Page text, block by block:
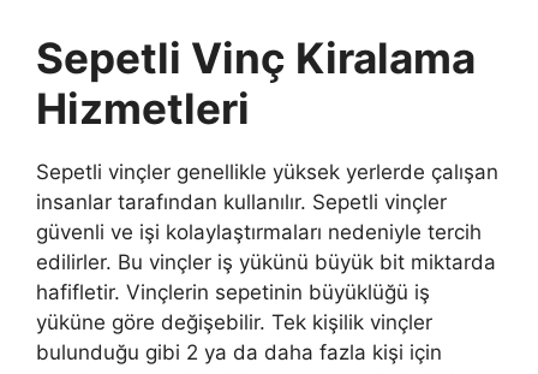
Sepetli Vinç Kiralama
Hizmetleri
Sepetli vinçler genellikle yüksek yerlerde çalışan
insanlar tarafından kullanılır. Sepetli vinçler
güvenli ve işi kolaylaştırmaları nedeniyle tercih
edilirler. Bu vinçler iş yükünü büyük bit miktarda
hafifletir. Vinçlerin sepetinin büyüklüğü iş
yüküne göre değişebilir. Tek kişilik vinçler
bulunduğu gibi 2 ya da daha fazla kişi için